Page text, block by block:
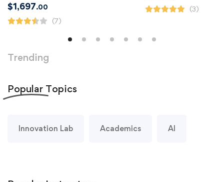
$1,697.00
(7)
(3)
Trending
Popular Topics
Innovation Lab Academics AI